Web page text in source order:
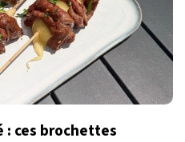
: ces brochettes